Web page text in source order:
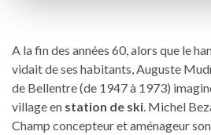
A la fin des années 60, alors que le
vidait de ses habitants, Auguste
de Bellentre (de 1947 à 1973)
village en station de ski. Michel
Champ concepteur et aménageur